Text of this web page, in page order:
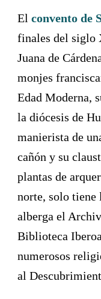
El convento de
finales del siglo
Juana de
monjes
Edad Moderna,
la diócesis de
manierista de
cañón y su
plantas de
norte, solo
alberga el
Biblioteca
numerosos
al